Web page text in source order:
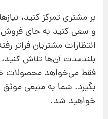
بر مشتری تمرکز کنید،
و سعی کنید به‌ جای فروش،
انتظارات مشتریان فراتر
بلند‌مدت آن‌ها تلاش
فقط می‌خواهد محصولات
بگیرد. شما به منبعی موثق
خواهید شد.